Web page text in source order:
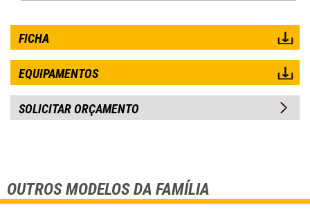
FICHA
EQUIPAMENTOS
SOLICITAR ORÇAMENTO
OUTROS MODELOS DA FAMÍLIA